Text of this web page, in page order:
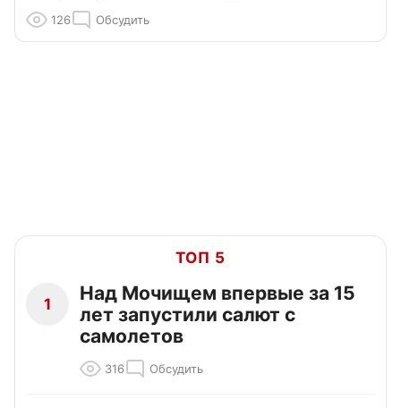
126 Обсудить
ТОП 5
1
Над Мочищем впервые за 15
лет запустили салют с
самолетов
316 Обсудить